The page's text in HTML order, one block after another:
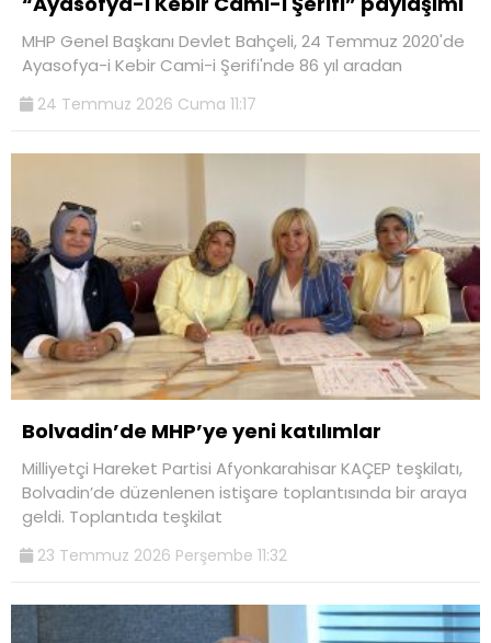
MHP Genel Başkanı Devlet Bahçeli, 24 Temmuz 2020'de
Ayasofya-i Kebir Cami-i Şerifi'nde 86 yıl aradan
24 Temmuz 2026 Cuma 11:17
Bolvadin’de MHP’ye yeni katılımlar
Milliyetçi Hareket Partisi Afyonkarahisar KAÇEP teşkilatı,
Bolvadin’de düzenlenen istişare toplantısında bir araya
geldi. Toplantıda teşkilat
23 Temmuz 2026 Perşembe 11:32